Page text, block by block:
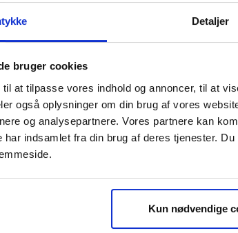
Detaljer
bruger cookies
at tilpasse vores indhold og annoncer, til at
også oplysninger om din brug af vores
og analysepartnere. Vores partnere kan
har indsamlet fra din brug af deres tjenester.
Kun nødvendige
som er anderledes end os selv, vil vi oftere komme
Men beslutningerne bliver bedre, når det
alder, religion, køn, kulturer, etc., som bliver hørt.
også afspejle det univers, som den bevæger sig i,
stakeholders . Vi skal forstå trends, kunders
igennem årene, hvor bankernes
med kunder, både erhvervskunder og forbrugere.
– og modtag Ole Borchs bog
“Succes i en dansk bestyrelse”
Når du trykker "modtag bogen" bliver du tilmeldt